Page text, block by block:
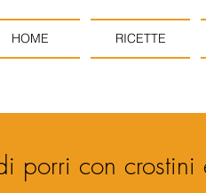
HOME RICETTE
porri con crostini